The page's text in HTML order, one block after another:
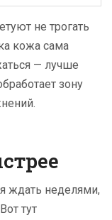
не трогать
кожа сама
— лучше
зону
ждать неделями,
тут